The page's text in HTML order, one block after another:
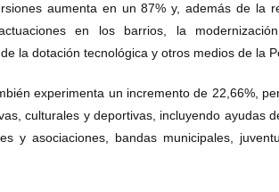
aumenta en un 87% y, además de la
en los barrios, la
la dotación tecnológica y otros medios de la
experimenta un incremento de 22,66%,
culturales y deportivas, incluyendo ayudas
y asociaciones, bandas municipales,